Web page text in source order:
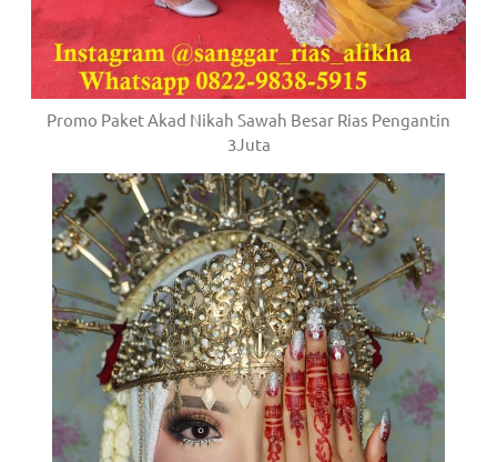
Promo Paket Akad Nikah Sawah Besar Rias Pengantin
3Juta